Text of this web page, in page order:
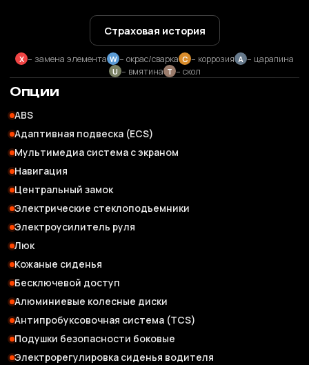
Страховая история
X – замена элемента W – окрас/сварка C – коррозия A – царапина
U – вмятина T – скол
Опции
ABS
Адаптивная подвеска (ECS)
Мультимедиа система с экраном
Навигация
Центральный замок
Электрические стеклоподъемники
Электроусилитель руля
Люк
Кожаные сиденья
Бесключевой доступ
Алюминиевые колесные диски
Антипробуксовочная система (TCS)
Подушки безопасности боковые
Электрорегулировка сиденья водителя